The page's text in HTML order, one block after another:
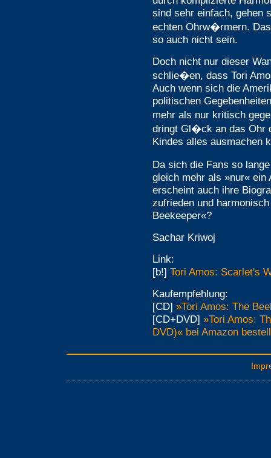
sind sehr einfach, gehen
echten Ohrw�rmern.
so auch nicht sein.
Doch nicht nur dieser
schlie�en, dass Tori
Auch wenn sich die
politischen
mehr als nur kritisch
dringt Gl�ck an das Ohr
Kindes alles ausmachen
Da sich die Fans so
gleich mehr als »nur« ein
erscheint auch ihre
zufrieden und
Beekeeper«?
Sachar Kriwoj
Link:
[b!] Tori Amos: Scarlet's
Kaufempfehlung:
[CD] »Tori Amos: The
[CD+DVD] »Tori Amos:
DVD)« bei Amazon